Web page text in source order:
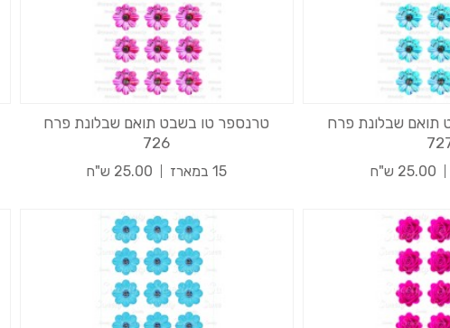
תואם שבלונת פרח
25.00 ש"ח
טרנספר טו בשבט תואם שבלונת פרח
726
15 במארז 25.00 ש"ח